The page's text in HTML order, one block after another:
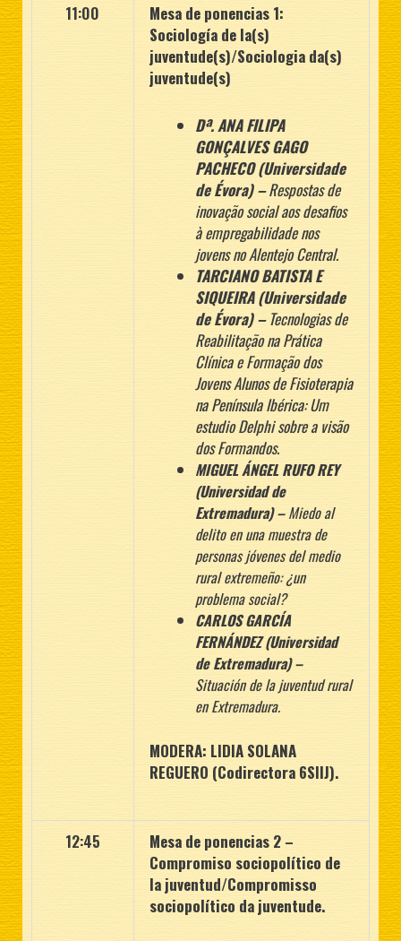
11:00
Mesa de ponencias 1:
Sociología de la(s)
juventude(s)/Sociologia da(s)
juventude(s)
Dª. ANA FILIPA
GONÇALVES GAGO
PACHECO (Universidade
de Évora) –Respostas de
inovação social aos desafios
à empregabilidade nos
jovens no AlentejoCentral.
TARCIANO BATISTA E
SIQUEIRA (Universidade
de Évora) –Tecnologias de
Reabilitação na Prática
Clínica e Formação dos
Jovens Alunos de Fisioterapia
naPenínsula Ibérica: Um
estudio Delphi sobre a visão
dos Formandos.
MIGUEL ÁNGEL RUFO REY
(Universidad de
Extremadura) –Miedo al
delito en una muestra de
personas jóvenes del medio
rural extremeño: ¿un
problema social?
CARLOS GARCÍA
FERNÁNDEZ (Universidad
de Extremadura) –
Situación dela juventud rural
en Extremadura.
MODERA: LIDIA SOLANA
REGUERO (Codirectora 6SIIJ).
12:45
Mesa de ponencias 2 –
Compromiso sociopolítico de
la juventud/Compromisso
sociopolítico da juventude.